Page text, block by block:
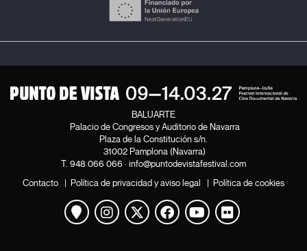
BALUARTE
Palacio de Congresos y Auditorio de Navarra
Plaza de la Constitución s/n.
31002 Pamplona (Navarra)
T. 948 066 066 · info@puntodevistafestival.com
Contacto | Política de privacidad y aviso legal | Política de cookies
Ver mapa
Instagram
Twitter
Facebook
Youtube
Flickr